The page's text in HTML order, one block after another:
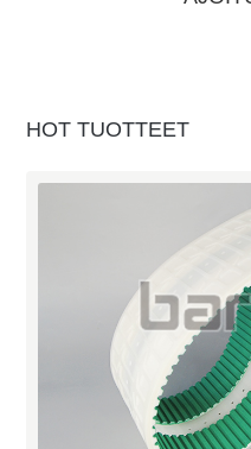
HOT TUOTTEET